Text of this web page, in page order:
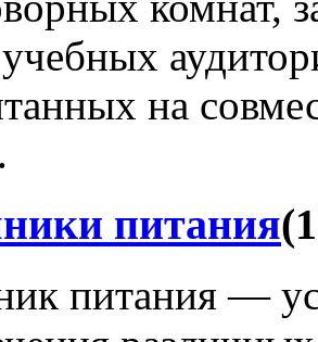
учебных
на
питания
питания —